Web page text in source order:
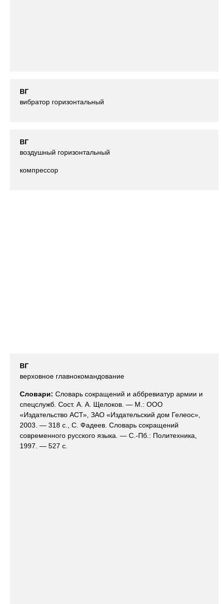
ВГ
вибратор горизонтальный
ВГ
воздушный горизонтальный
компрессор
ВГ
верховное главнокомандование
Словари: Словарь сокращений и аббревиатур армии и
спецслужб. Сост. А. А. Щелоков. — М.: ООО
«Издательство АСТ», ЗАО «Издательский дом Гелеос»,
2003. — 318 с., С. Фадеев. Словарь сокращений
современного русского языка. — С.-Пб.: Политехника,
1997. — 527 с.